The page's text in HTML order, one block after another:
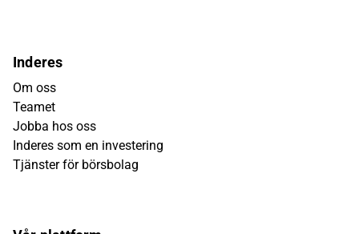
Inderes
Om oss
Teamet
Jobba hos oss
Inderes som en investering
Tjänster för börsbolag